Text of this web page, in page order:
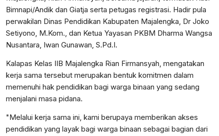
Bimnapi/Andik dan Giatja serta petugas registrasi. Hadir pula
perwakilan Dinas Pendidikan Kabupaten Majalengka, Dr Joko
Setiyono, M.Kom., dan Ketua Yayasan PKBM Dharma Wangsa
Nusantara, Iwan Gunawan, S.Pd.I.
Kalapas Kelas IIB Majalengka Rian Firmansyah, mengatakan
kerja sama tersebut merupakan bentuk komitmen dalam
memenuhi hak pendidikan bagi warga binaan yang sedang
menjalani masa pidana.
"Melalui kerja sama ini, kami berupaya memberikan akses
pendidikan yang layak bagi warga binaan sebagai bagian dari